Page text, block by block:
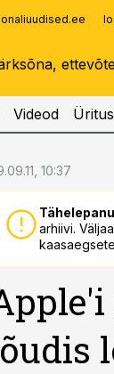
Videod
10:37
arhiivi.